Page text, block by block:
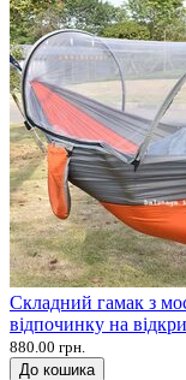
Складний гамак з
відпочинку на
880.00 грн.
До кошика